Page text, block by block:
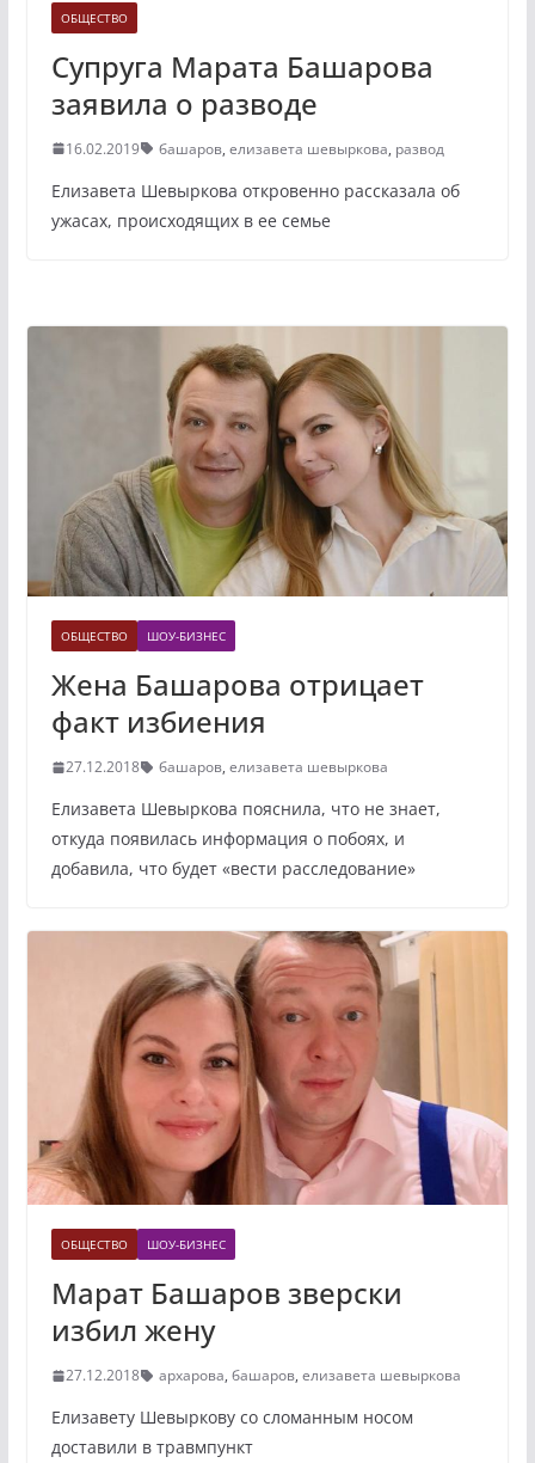
ОБЩЕСТВО
Супруга Марата Башарова
заявила о разводе
16.02.2019 башаров, елизавета шевыркова, развод
Елизавета Шевыркова откровенно рассказала об
ужасах, происходящих в ее семье
ОБЩЕСТВО ШОУ-БИЗНЕС
Жена Башарова отрицает
факт избиения
27.12.2018 башаров, елизавета шевыркова
Елизавета Шевыркова пояснила, что не знает,
откуда появилась информация о побоях, и
добавила, что будет «вести расследование»
ОБЩЕСТВО ШОУ-БИЗНЕС
Марат Башаров зверски
избил жену
27.12.2018 архарова, башаров, елизавета шевыркова
Елизавету Шевыркову со сломанным носом
доставили в травмпункт